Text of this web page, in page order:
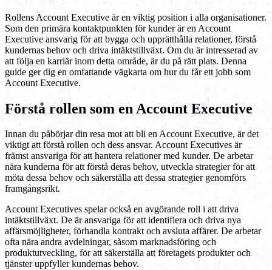
Rollens Account Executive är en viktig position i alla organisationer.
Som den primära kontaktpunkten för kunder är en Account
Executive ansvarig för att bygga och upprätthålla relationer, förstå
kundernas behov och driva intäktstillväxt. Om du är intresserad av
att följa en karriär inom detta område, är du på rätt plats. Denna
guide ger dig en omfattande vägkarta om hur du får ett jobb som
Account Executive.
Förstå rollen som en Account Executive
Innan du påbörjar din resa mot att bli en Account Executive, är det
viktigt att förstå rollen och dess ansvar. Account Executives är
främst ansvariga för att hantera relationer med kunder. De arbetar
nära kunderna för att förstå deras behov, utveckla strategier för att
möta dessa behov och säkerställa att dessa strategier genomförs
framgångsrikt.
Account Executives spelar också en avgörande roll i att driva
intäktstillväxt. De är ansvariga för att identifiera och driva nya
affärsmöjligheter, förhandla kontrakt och avsluta affärer. De arbetar
ofta nära andra avdelningar, såsom marknadsföring och
produktutveckling, för att säkerställa att företagets produkter och
tjänster uppfyller kundernas behov.